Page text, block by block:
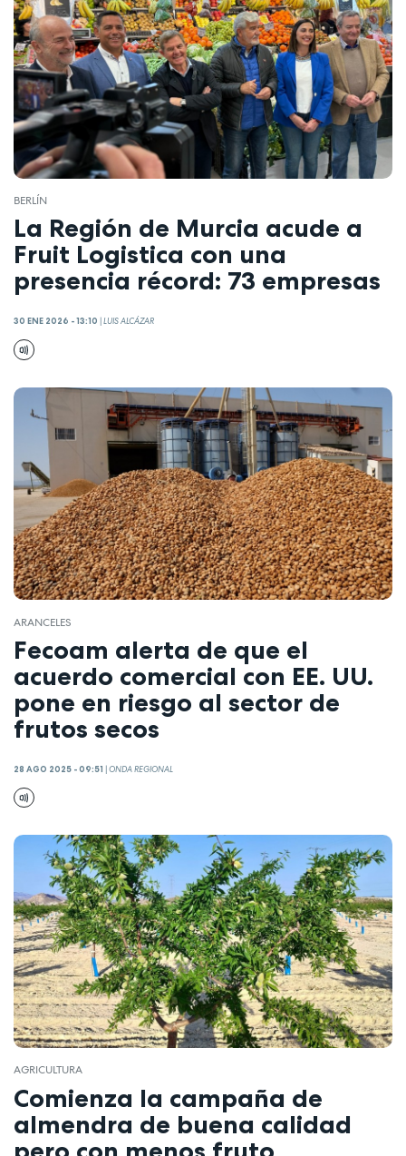
BERLÍN
La Región de Murcia acude a
Fruit Logistica con una
presencia récord: 73 empresas
30 ENE 2026 - 13:10 |LUIS ALCÁZAR
ARANCELES
Fecoam alerta de que el
acuerdo comercial con EE. UU.
pone en riesgo al sector de
frutos secos
28 AGO 2025 - 09:51 |ONDA REGIONAL
AGRICULTURA
Comienza la campaña de
almendra de buena calidad